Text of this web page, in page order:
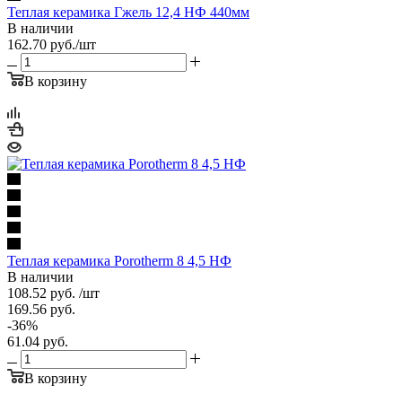
Теплая керамика Гжель 12,4 НФ 440мм
В наличии
162.70 руб./шт
В корзину
Теплая керамика Porotherm 8 4,5 НФ
В наличии
108.52 руб. /шт
169.56 руб.
-36%
61.04 руб.
В корзину